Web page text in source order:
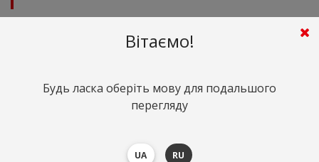
грн. ($128.8)
Вітаємо!
Будь ласка оберіть мову для подальшого
перегляду
UA RU